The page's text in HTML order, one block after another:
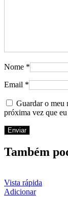
Nome *
Email *
Guardar o meu
próxima vez que
Também
Vista rápida
Adicionar